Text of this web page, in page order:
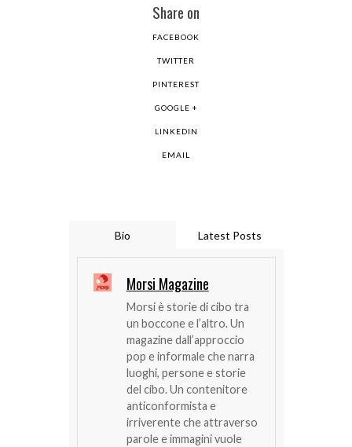
Share on
FACEBOOK
TWITTER
PINTEREST
GOOGLE +
LINKEDIN
EMAIL
Bio Latest Posts
Morsi Magazine
Morsi è storie di cibo tra
un boccone e l’altro. Un
magazine dall’approccio
pop e informale che narra
luoghi, persone e storie
del cibo. Un contenitore
anticonformista e
irriverente che attraverso
parole e immagini vuole